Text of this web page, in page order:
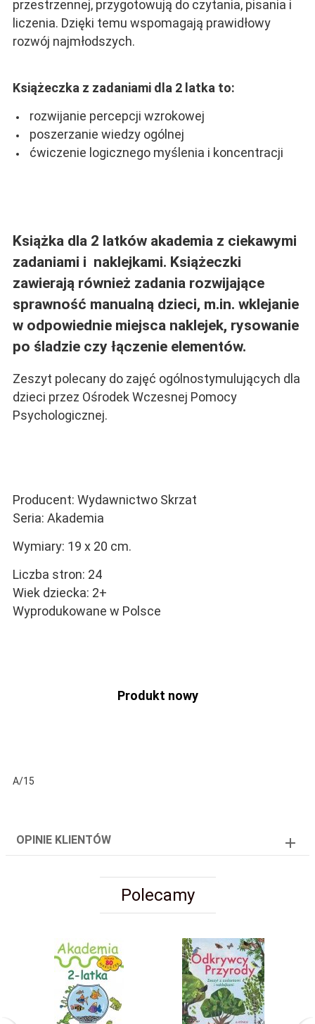
przestrzennej, przygotowują do czytania, pisania i
liczenia. Dzięki temu wspomagają prawidłowy
rozwój najmłodszych.
Książeczka z zadaniami dla 2 latka to:
rozwijanie percepcji wzrokowej
poszerzanie wiedzy ogólnej
ćwiczenie logicznego myślenia i koncentracji
Książka dla 2 latków akademia z ciekawymi
zadaniami i naklejkami. Książeczki
zawierają również zadania rozwijające
sprawność manualną dzieci, m.in. wklejanie
w odpowiednie miejsca naklejek, rysowanie
po śladzie czy łączenie elementów.
Zeszyt polecany do zajęć ogólnostymulujących dla
dzieci przez Ośrodek Wczesnej Pomocy
Psychologicznej.
Producent: Wydawnictwo Skrzat
Seria: Akademia
Wymiary: 19 x 20 cm.
Liczba stron: 24
Wiek dziecka: 2+
Wyprodukowane w Polsce
Produkt nowy
A/15
OPINIE KLIENTÓW
Polecamy